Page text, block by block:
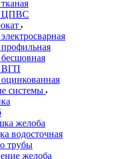
ЦПВС
ВГП
системы
желоба
водосточная
трубы
желоба